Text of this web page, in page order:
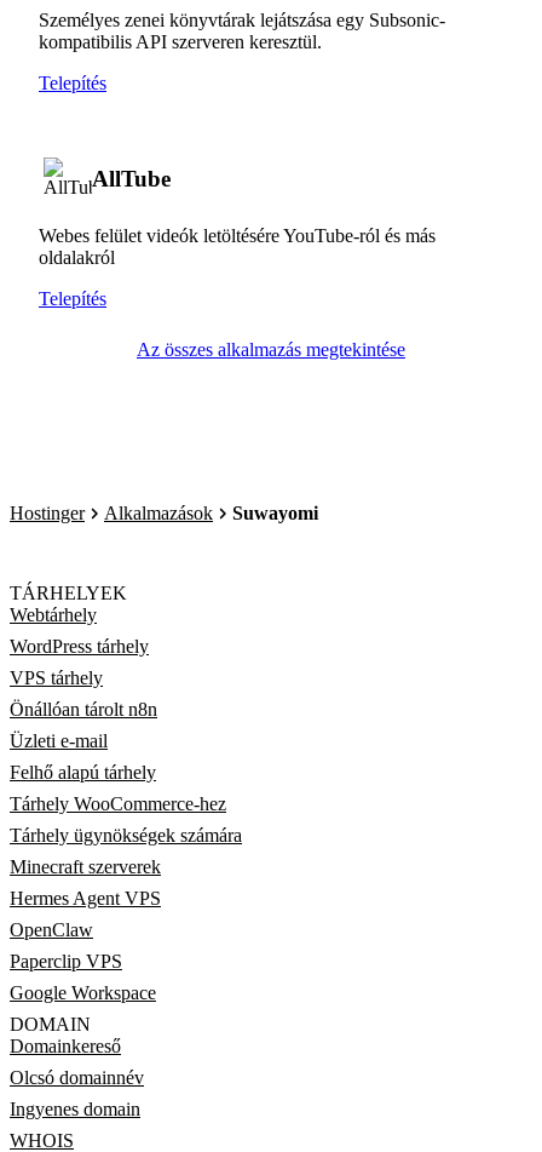
Személyes zenei könyvtárak lejátszása egy Subsonic-
kompatibilis API szerveren keresztül.
Telepítés
AllTube
Webes felület videók letöltésére YouTube-ról és más
oldalakról
Telepítés
Az összes alkalmazás megtekintése
Hostinger Alkalmazások Suwayomi
TÁRHELYEK
Webtárhely
WordPress tárhely
VPS tárhely
Önállóan tárolt n8n
Üzleti e-mail
Felhő alapú tárhely
Tárhely WooCommerce-hez
Tárhely ügynökségek számára
Minecraft szerverek
Hermes Agent VPS
OpenClaw
Paperclip VPS
Google Workspace
DOMAIN
Domainkereső
Olcsó domainnév
Ingyenes domain
WHOIS